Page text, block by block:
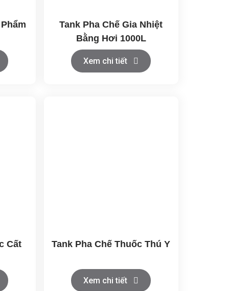
Tank Pha Chế Gia Nhiệt
Bằng Hơi 1000L
Xem chi tiết
Cất
Tank Pha Chế Thuốc Thú Y
Xem chi tiết